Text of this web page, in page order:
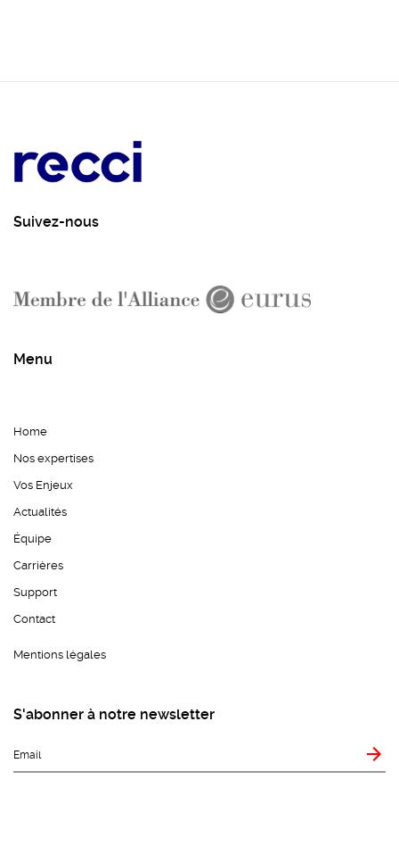
Suivez-nous
Menu
Home
Nos expertises
Vos Enjeux
Actualités
Équipe
Carrières
Support
Contact
Mentions légales
S'abonner à notre newsletter